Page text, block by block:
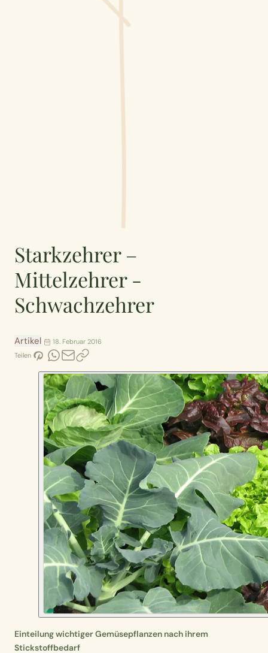
Starkzehrer –
Mittelzehrer -
Schwachzehrer
Artikel
18. Februar 2016
Teilen
Einteilung wichtiger Gemüsepflanzen nach ihrem
Stickstoffbedarf